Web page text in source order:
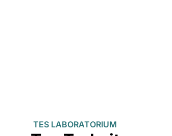
TES LABORATORIUM